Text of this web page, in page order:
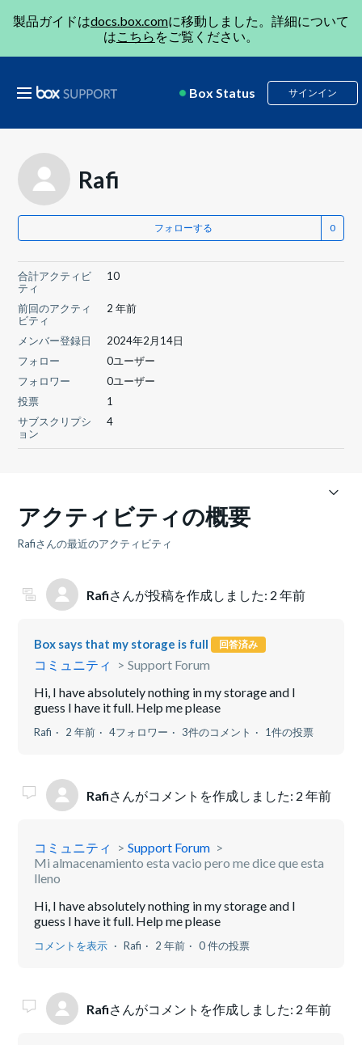
製品ガイドはdocs.box.comに移動しました。詳細について
はこちら をご覧ください。
Box Status サインイン
Rafi
フォローする
合計アクティビ
ティ
10
前回のアクティ
ビティ
2 年前
メンバー登録日
2024年2月14日
フォロー
0ユーザー
フォロワー
0ユーザー
投票
1
サブスクリプシ
ョン
4
アクティビティの概要
Rafiさんの最近のアクティビティ
Rafiさんが投稿を作成しました: 2 年前
Box says that my storage is full 回答済み
コミュニティ
Support Forum
Hi, I have absolutely nothing in my storage and I
guess I have it full. Help me please
Rafi 2 年前 4フォロワー 3件のコメント 1件の投票
Rafiさんがコメントを作成しました: 2 年前
コミュニティ
Support Forum
Mi almacenamiento esta vacio pero me dice que esta
lleno
Hi, I have absolutely nothing in my storage and I
guess I have it full. Help me please
コメントを表示 Rafi 2 年前 0 件の投票
Rafiさんがコメントを作成しました: 2 年前